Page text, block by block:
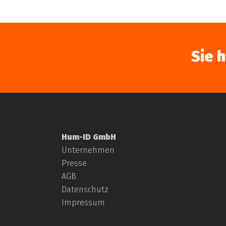
Sie
Hum-ID GmbH
Unternehmen
Presse
AGB
Datenschutz
Impressum